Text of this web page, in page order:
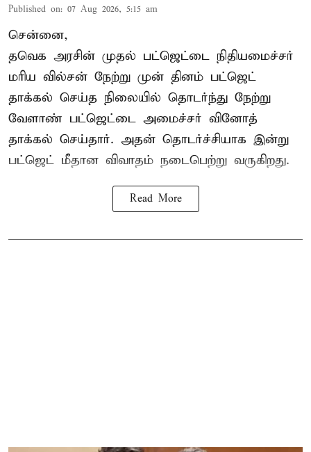
Published on: 07 Aug 2026, 5:15 am
சென்னை,
தவெக அரசின் முதல் பட்ஜெட்டை நிதியமைச்சர்
மரிய வில்சன் நேற்று முன் தினம் பட்ஜெட்
தாக்கல் செய்த நிலையில் தொடர்ந்து நேற்று
வேளாண் பட்ஜெட்டை அமைச்சர் வினோத்
தாக்கல் செய்தார். அதன் தொடர்ச்சியாக இன்று
பட்ஜெட் மீதான விவாதம் நடைபெற்று வருகிறது.
Read More